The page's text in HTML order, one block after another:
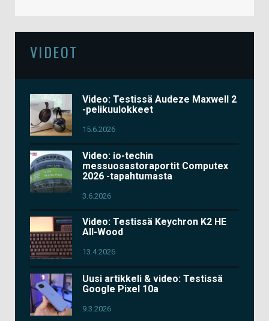
VIDEOT
Video: Testissä Audeze Maxwell 2
-pelikuulokkeet
15.6.2026
Video: io-techin
messuosastoraportit Computex
2026 -tapahtumasta
3.6.2026
Video: Testissä Keychron K2 HE
All-Wood
13.4.2026
Uusi artikkeli & video: Testissä
Google Pixel 10a
9.3.2026